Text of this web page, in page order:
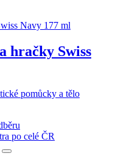
hračky Swiss
pomůcky a tělo
po celé ČR